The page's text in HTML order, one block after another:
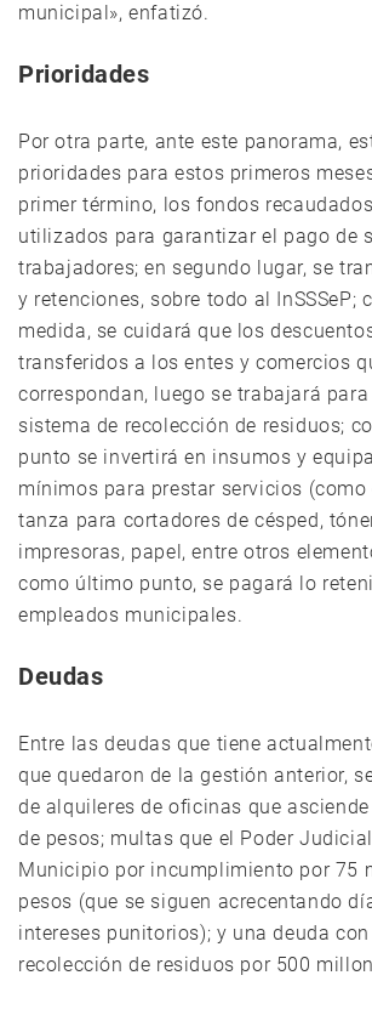
municipal», enfatizó.
Prioridades
Por otra parte, ante este panorama,
prioridades para estos primeros
primer término, los fondos
utilizados para garantizar el pago de
trabajadores; en segundo lugar, se
y retenciones, sobre todo al InSSSeP;
medida, se cuidará que los
transferidos a los entes y comercios
correspondan, luego se trabajará para
sistema de recolección de residuos;
punto se invertirá en insumos y
mínimos para prestar servicios
tanza para cortadores de césped,
impresoras, papel, entre otros
como último punto, se pagará lo
empleados municipales.
Deudas
Entre las deudas que tiene
que quedaron de la gestión anterior,
de alquileres de oficinas que
de pesos; multas que el Poder
Municipio por incumplimiento por 75
pesos (que se siguen acrecentando
intereses punitorios); y una deuda
recolección de residuos por 500